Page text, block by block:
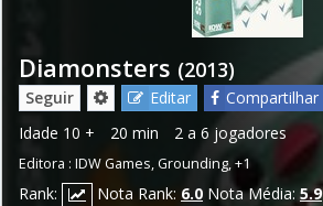
Diamonsters (2013)
Seguir Editar
Compartilhar
Idade 10 + 20 min 2 a 6 jogadores
Editora : IDW Games,Grounding,+1
Rank: Nota Rank: 6.0 Nota Média:5.9